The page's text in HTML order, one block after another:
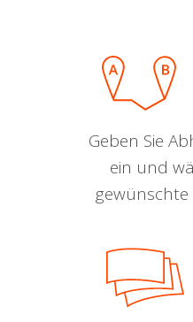
Geben Sie
ein und
gewünschte